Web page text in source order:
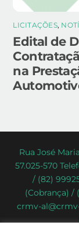
LICITAÇÕES,
Edital de
na
Rua José
57.025-570
/ (82)
(Cobrança) /
crmv-